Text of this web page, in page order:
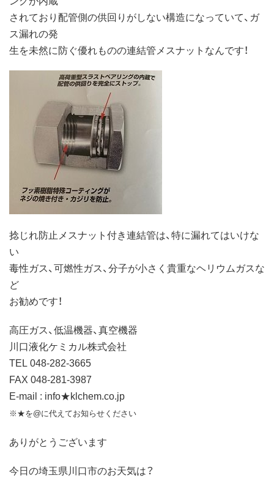
されており配管側の供回りがしない構造になっていて、ガ
ス漏れの発
生を未然に防ぐ優れものの連結管メスナットなんです！
捻じれ防止メスナット付き連結管は、特に漏れてはいけな
い
毒性ガス、可燃性ガス、分子が小さく貴重なヘリウムガスな
ど
お勧めです！
高圧ガス、低温機器、真空機器
川口液化ケミカル株式会社
TEL 048-282-3665
FAX 048-281-3987
E-mail : info★klchem.co.jp
※★を@に代えてお知らせください
ありがとうございます
今日の埼玉県川口市のお天気は？